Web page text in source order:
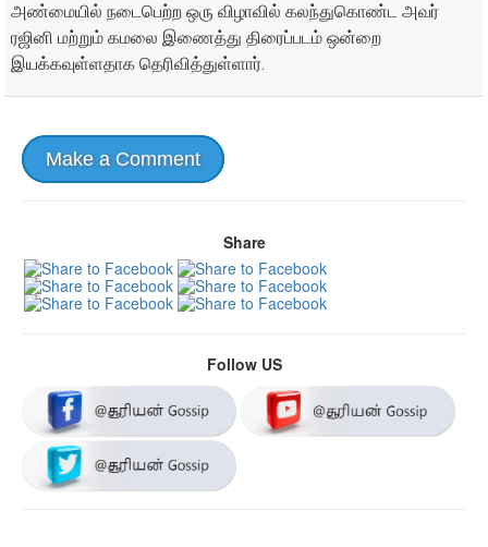
அண்மையில் நடைபெற்ற ஒரு விழாவில் கலந்துகொண்ட அவர்
ரஜினி மற்றும் கமலை இணைத்து திரைப்படம் ஒன்றை
இயக்கவுள்ளதாக தெரிவித்துள்ளார்.
Make a Comment
Share
Follow US